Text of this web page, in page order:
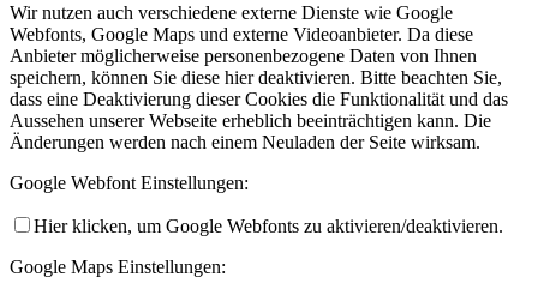
Wir nutzen auch verschiedene externe Dienste wie Google
Webfonts, Google Maps und externe Videoanbieter. Da diese
Anbieter möglicherweise personenbezogene Daten von Ihnen
speichern, können Sie diese hier deaktivieren. Bitte beachten Sie,
dass eine Deaktivierung dieser Cookies die Funktionalität und das
Aussehen unserer Webseite erheblich beeinträchtigen kann. Die
Änderungen werden nach einem Neuladen der Seite wirksam.
Google Webfont Einstellungen:
Hier klicken, um Google Webfonts zu aktivieren/deaktivieren.
Google Maps Einstellungen: